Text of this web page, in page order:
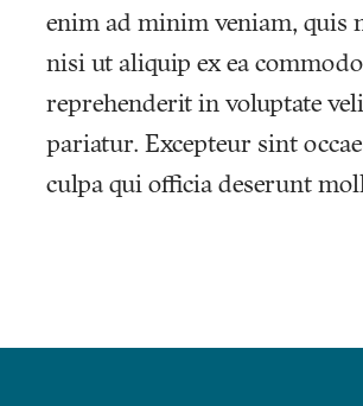
enim ad minim veniam, quis
nisi ut aliquip ex ea
reprehenderit in voluptate
pariatur. Excepteur sint
culpa qui officia deserunt